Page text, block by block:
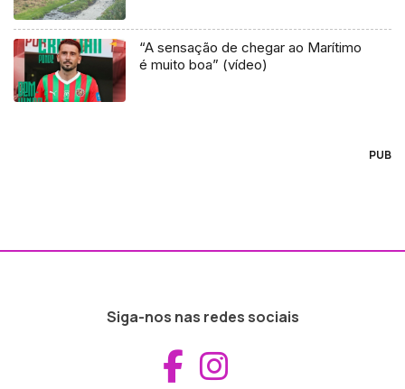
“A sensação de chegar ao Marítimo
é muito boa” (vídeo)
PUB
Siga-nos nas redes sociais
Aceder ao